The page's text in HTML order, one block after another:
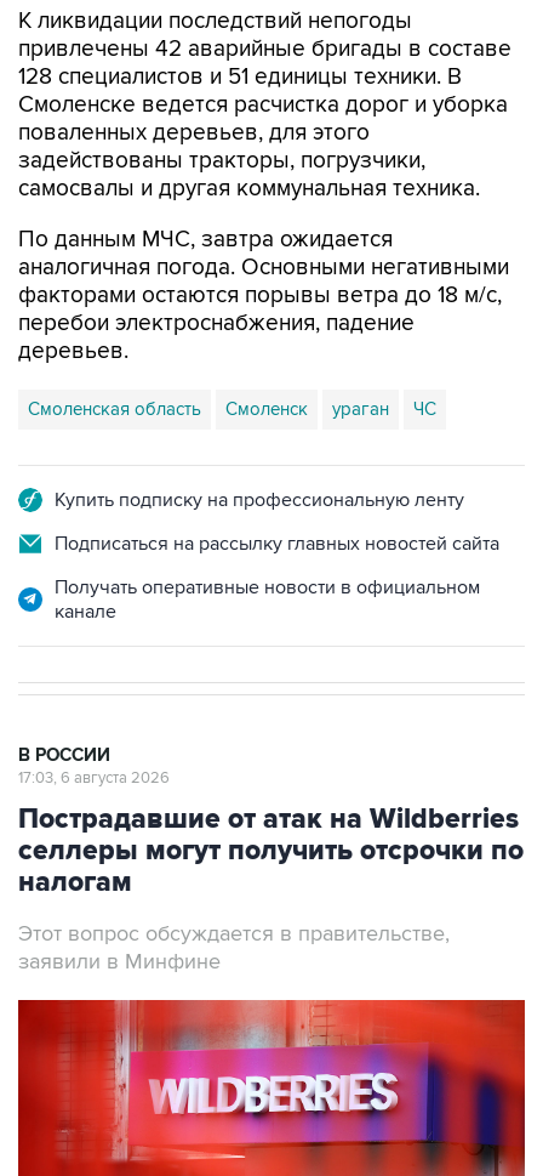
К ликвидации последствий непогоды
привлечены 42 аварийные бригады в составе
128 специалистов и 51 единицы техники. В
Смоленске ведется расчистка дорог и уборка
поваленных деревьев, для этого
задействованы тракторы, погрузчики,
самосвалы и другая коммунальная техника.
По данным МЧС, завтра ожидается
аналогичная погода. Основными негативными
факторами остаются порывы ветра до 18 м/с,
перебои электроснабжения, падение
деревьев.
Смоленская область Смоленск ураган ЧС
Купить подписку на профессиональную ленту
Подписаться на рассылку главных новостей сайта
Получать оперативные новости в официальном
канале
В РОССИИ
17:03, 6 августа 2026
Пострадавшие от атак на Wildberries
селлеры могут получить отсрочки по
налогам
Этот вопрос обсуждается в правительстве,
заявили в Минфине